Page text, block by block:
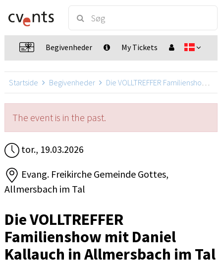
Begivenheder My Tickets
Startside Begivenheder Die VOLLTREFFER Familienshow mit Daniel Kallauch
The event is in the past.
tor., 19.03.2026
Evang. Freikirche Gemeinde Gottes,
Allmersbach im Tal
Die VOLLTREFFER
Familienshow mit Daniel
Kallauch in Allmersbach im Tal